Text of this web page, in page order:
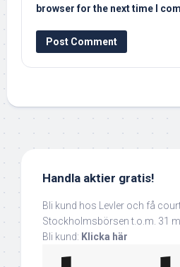
browser for the next time I
Handla aktier gratis!
Bli kund hos Levler och få
Stockholmsbörsen t.o.m. 31
Bli kund: Klicka här